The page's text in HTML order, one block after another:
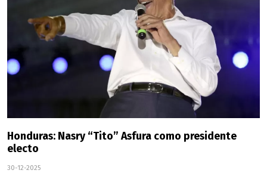
Honduras: Nasry “Tito” Asfura como presidente
electo
30-12-2025